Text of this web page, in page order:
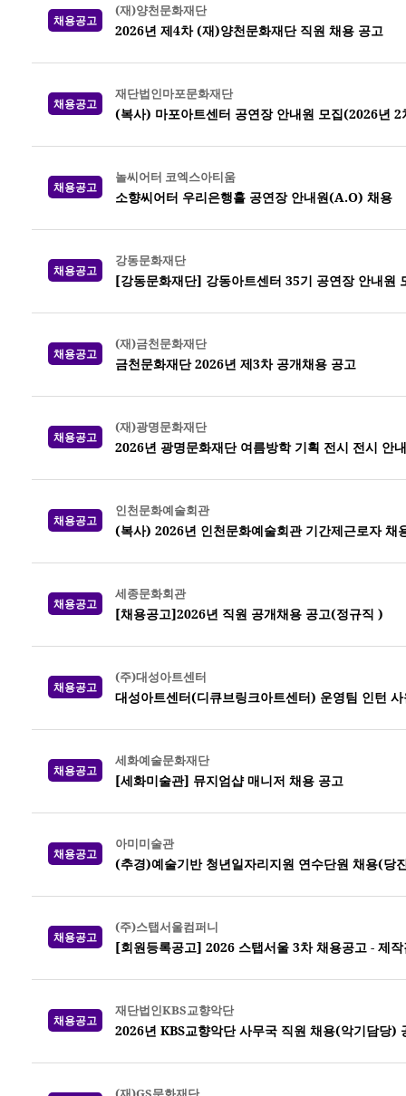
채용공고
(재)양천문화재단
2026년 제4차 (재)양천문화재단 직원 채용 공고
채용공고
재단법인마포문화재단
(복사) 마포아트센터 공연장 안내원 모집(2026년 2
채용공고
놀씨어터 코엑스아티움
소향씨어터 우리은행홀 공연장 안내원(A.O) 채용
채용공고
강동문화재단
[강동문화재단] 강동아트센터 35기 공연장 안내원
채용공고
(재)금천문화재단
금천문화재단 2026년 제3차 공개채용 공고
채용공고
(재)광명문화재단
2026년 광명문화재단 여름방학 기획 전시 전시 안
채용공고
인천문화예술회관
(복사) 2026년 인천문화예술회관 기간제근로자 채
채용공고
세종문화회관
[채용공고]2026년 직원 공개채용 공고(정규직 )
채용공고
(주)대성아트센터
대성아트센터(디큐브링크아트센터) 운영팀 인턴
채용공고
세화예술문화재단
[세화미술관] 뮤지엄샵 매니저 채용 공고
채용공고
아미미술관
(추경)예술기반 청년일자리지원 연수단원 채용(당
채용공고
(주)스탭서울컴퍼니
[회원등록공고] 2026 스탭서울 3차 채용공고 - 제
채용공고
재단법인KBS교향악단
2026년 KBS교향악단 사무국 직원 채용(악기담당)